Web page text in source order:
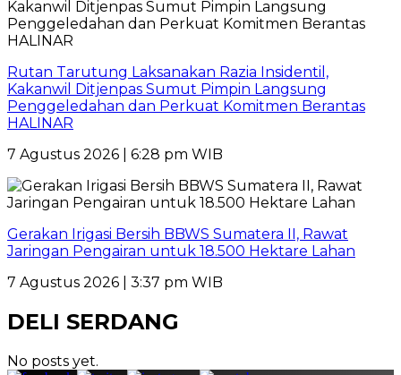
Rutan Tarutung Laksanakan Razia Insidentil,
Kakanwil Ditjenpas Sumut Pimpin Langsung
Penggeledahan dan Perkuat Komitmen Berantas
HALINAR
7 Agustus 2026 | 6:28 pm WIB
Gerakan Irigasi Bersih BBWS Sumatera II, Rawat
Jaringan Pengairan untuk 18.500 Hektare Lahan
7 Agustus 2026 | 3:37 pm WIB
DELI SERDANG
No posts yet.